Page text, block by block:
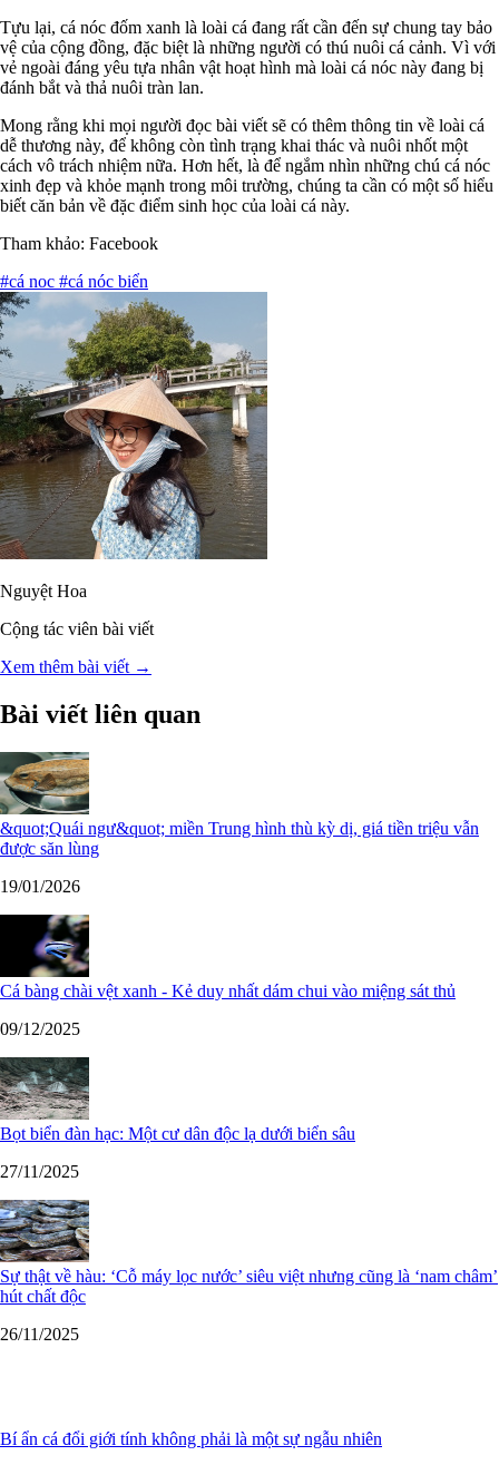
Tựu lại, cá nóc đốm xanh là loài cá đang rất cần đến sự chung tay bảo
vệ của cộng đồng, đặc biệt là những người có thú nuôi cá cảnh. Vì với
vẻ ngoài đáng yêu tựa nhân vật hoạt hình mà loài cá nóc này đang bị
đánh bắt và thả nuôi tràn lan.
Mong rằng khi mọi người đọc bài viết sẽ có thêm thông tin về loài cá
dễ thương này, để không còn tình trạng khai thác và nuôi nhốt một
cách vô trách nhiệm nữa. Hơn hết, là để ngắm nhìn những chú cá nóc
xinh đẹp và khỏe mạnh trong môi trường, chúng ta cần có một số hiểu
biết căn bản về đặc điểm sinh học của loài cá này.
Tham khảo: Facebook
#cá noc #cá nóc biển
Nguyệt Hoa
Cộng tác viên bài viết
Xem thêm bài viết →
Bài viết liên quan
&quot;Quái ngư&quot; miền Trung hình thù kỳ dị, giá tiền triệu vẫn
được săn lùng
19/01/2026
Cá bàng chài vệt xanh - Kẻ duy nhất dám chui vào miệng sát thủ
09/12/2025
Bọt biển đàn hạc: Một cư dân độc lạ dưới biển sâu
27/11/2025
Sự thật về hàu: ‘Cỗ máy lọc nước’ siêu việt nhưng cũng là ‘nam châm’
hút chất độc
26/11/2025
Bí ẩn cá đổi giới tính không phải là một sự ngẫu nhiên